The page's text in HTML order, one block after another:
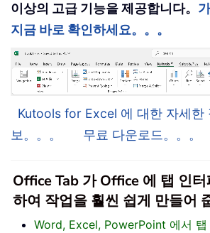
이상의 고급 기능을 제공합니다。
지금 바로 확인하세요。。。
Kutools for Excel 에 대한 자세한
보。。。
무료 다운로드。。。
Office Tab 가 Office 에 탭 인
하여 작업을 훨씬 쉽게 만들어
Word, Excel, PowerPoint 에서 탭